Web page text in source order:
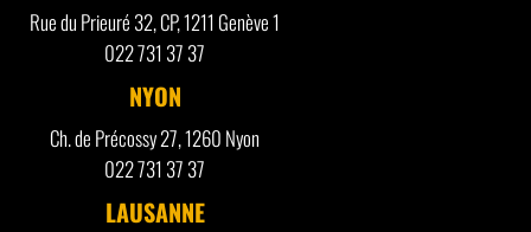
Rue du Prieuré 32, CP, 1211 Genève 1
022 731 37 37
NYON
Ch. de Précossy 27, 1260 Nyon
022 731 37 37
LAUSANNE